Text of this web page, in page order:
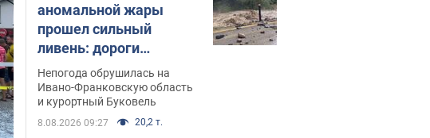
аномальной жары
прошел сильный
ливень: дороги
превратились в реки.
Видео
Непогода обрушилась на
Ивано-Франковскую область
и курортный Буковель
8.08.2026 09:27 20,2 т.